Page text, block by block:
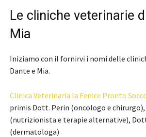
Le cliniche veterinarie
Mia
Iniziamo con il fornirvi i nomi delle
Dante e Mia.
Clinica Veterinaria la Fenice Pronto
primis Dott. Perin (oncologo e
(nutrizionista e terapie alternative),
(dermatologa)